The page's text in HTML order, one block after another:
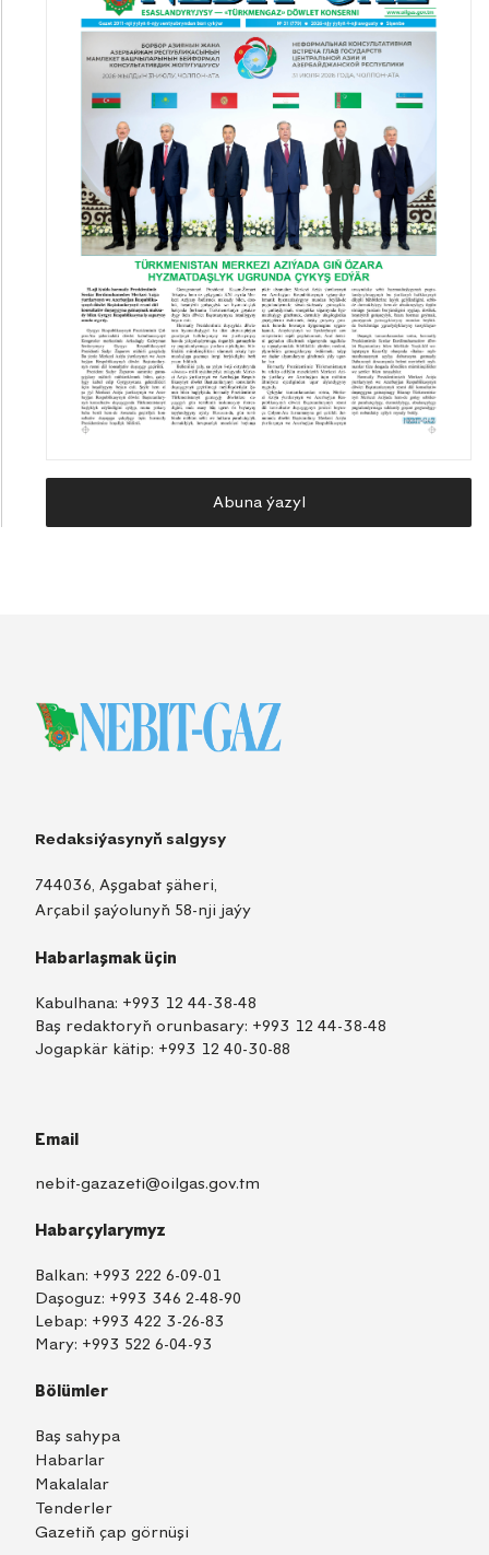
Abuna ýazyl
Redaksiýasynyň salgysy
744036, Aşgabat şäheri,
Arçabil şaýolunyň 58-nji jaýy
Habarlaşmak üçin
Kabulhana: +993 12 44-38-48
Baş redaktoryň orunbasary: +993 12 44-38-48
Jogapkär kätip: +993 12 40-30-88
Email
nebit-gazazeti@oilgas.gov.tm
Habarçylarymyz
Balkan: +993 222 6-09-01
Daşoguz: +993 346 2-48-90
Lebap: +993 422 3-26-83
Mary: +993 522 6-04-93
Bölümler
Baş sahypa
Habarlar
Makalalar
Tenderler
Gazetiň çap görnüşi